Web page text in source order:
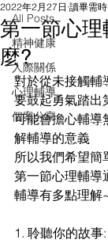
All Posts
精神健康
人際關係
心理輔導
個案分享
第一節心
麼?
2022年2月27日 讀畢需
對於從未接觸輔
要鼓起勇氣踏出
可能會擔心輔導
解輔導的意義
所以我們希望簡
第一節心理輔導
輔導有多點理解
1. 聆聽你的故事: